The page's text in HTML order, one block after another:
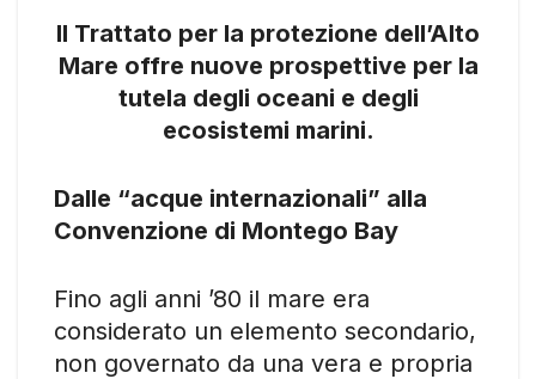
Il Trattato per la protezione dell’Alto
Mare offre nuove prospettive per la
tutela degli oceani e degli
ecosistemi marini.
Dalle “acque internazionali” alla
Convenzione di Montego Bay
Fino agli anni ’80 il mare era
considerato un elemento secondario,
non governato da una vera e propria